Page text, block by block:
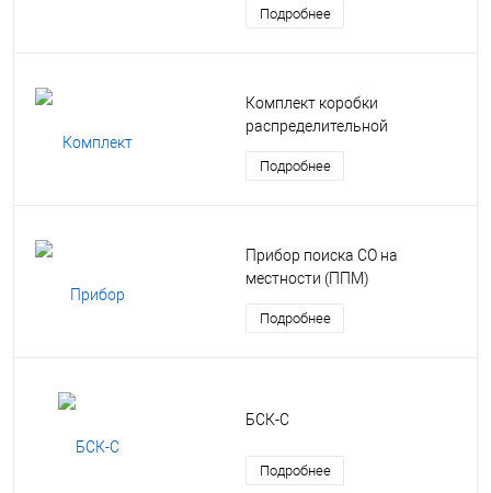
Подробнее
Комплект коробки
распределительной
Подробнее
Прибор поиска СО на
местности (ППМ)
Подробнее
БСК-С
Подробнее